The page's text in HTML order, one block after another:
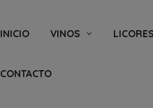
INICIO VINOS LICORES
CONTACTO